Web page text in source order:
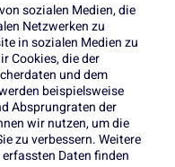
sozialen Medien, die
Netzwerken zu
in sozialen Medien zu
Cookies, die der
und dem
beispielsweise
Absprungraten der
wir nutzen, um die
zu verbessern. Weitere
Daten finden